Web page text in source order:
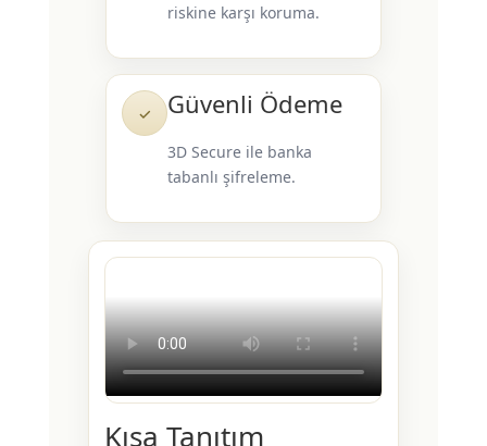
riskine karşı koruma.
✓ Güvenli Ödeme
3D Secure ile banka
tabanlı şifreleme.
Kısa Tanıtım